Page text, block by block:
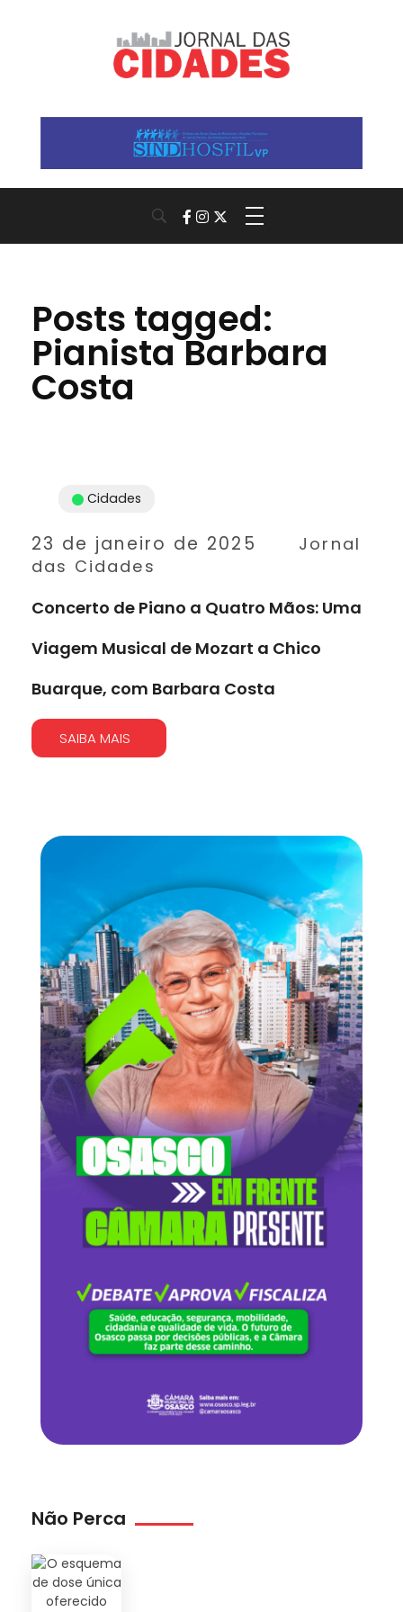
Posts tagged:
Pianista Barbara
Costa
23 de janeiro de 2025
Jornal
das Cidades
Cidades
Concerto de Piano a Quatro Mãos: Uma
Viagem Musical de Mozart a Chico
Buarque, com Barbara Costa
SAIBA MAIS
Não Perca